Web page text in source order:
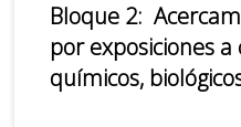
Bloque 2:
por exposiciones
químicos,